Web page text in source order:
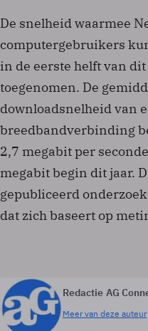
De snelheid waarmee
computergebruikers
in de eerste helft van
toegenomen. De
downloadsnelheid van
breedbandverbinding
2,7 megabit per
megabit begin dit jaar.
gepubliceerd
dat zich baseert op
Redactie AG
Meer van deze auteur